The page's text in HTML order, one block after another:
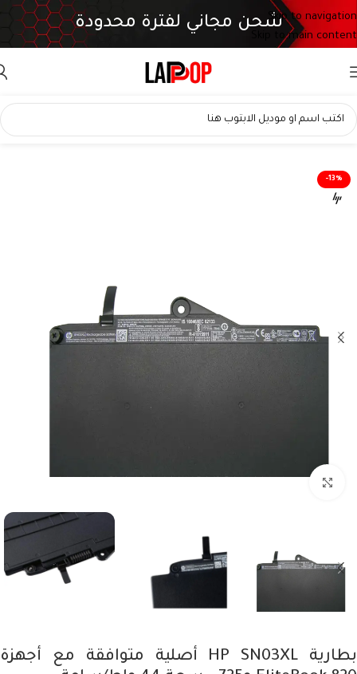
Skip to navigation
Skip to main content
شحن مجاني لفترة محدودة
-13%
بطارية HP SN03XL أصلية متوافقة مع أجهزة